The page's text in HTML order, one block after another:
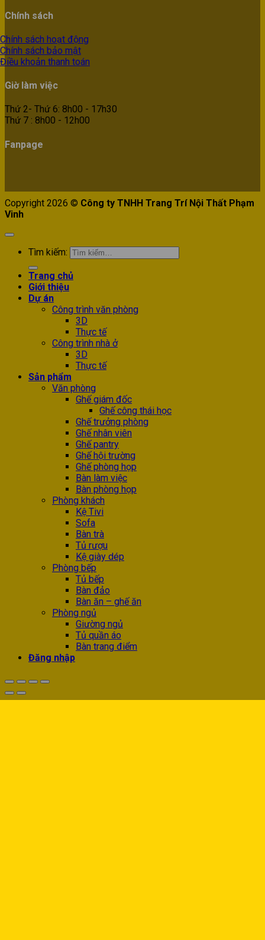
Chính sách
Chính sách hoạt động
Chính sách bảo mật
Điều khoản thanh toán
Giờ làm việc
Thứ 2- Thứ 6: 8h00 - 17h30
Thứ 7 : 8h00 - 12h00
Fanpage
Copyright 2026 © Công ty TNHH Trang Trí Nội Thất Phạm
Vinh
Tìm kiếm:
Trang chủ
Giới thiệu
Dự án
Công trình văn phòng
3D
Thực tế
Công trình nhà ở
3D
Thực tế
Sản phẩm
Văn phòng
Ghế giám đốc
Ghế công thái học
Ghế trưởng phòng
Ghế nhân viên
Ghế pantry
Ghế hội trường
Ghế phòng họp
Bàn làm việc
Bàn phòng họp
Phòng khách
Kệ Tivi
Sofa
Bàn trà
Tủ rượu
Kệ giày dép
Phòng bếp
Tủ bếp
Bàn đảo
Bàn ăn – ghế ăn
Phòng ngủ
Giường ngủ
Tủ quần áo
Bàn trang điểm
Đăng nhập